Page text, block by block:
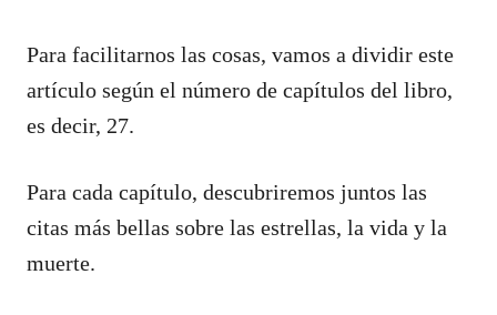
Para facilitarnos las cosas, vamos a dividir este
artículo según el número de capítulos del libro,
es decir, 27.
Para cada capítulo, descubriremos juntos las
citas más bellas sobre las estrellas, la vida y la
muerte.